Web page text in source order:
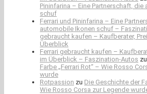
Pininfarina – Eine Partnerschaft, die
schuf
Ferrari und Pininfarina – Eine
automobile Ikonen schuf –
gebraucht kaufen – Kaufberater,
Überblick
Ferrari gebraucht kaufen –
im Überblick – Faszination-Autos zu
Farbe „Ferrari Rot“ – Wie Rosso
wurde
Rotpassion zu Die Geschichte der
Wie Rosso Corsa zur Legende